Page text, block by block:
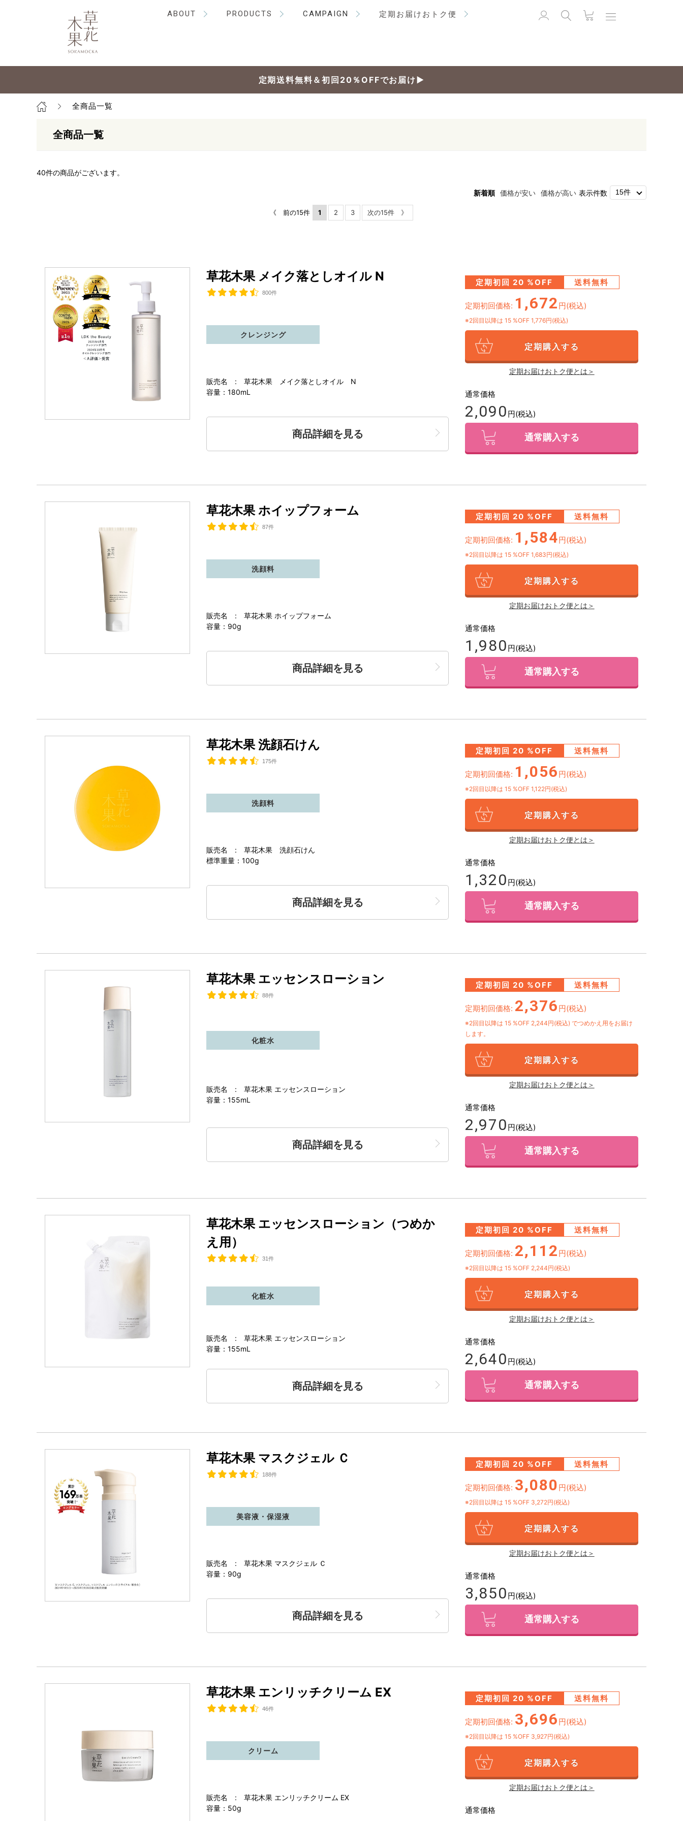
ABOUT PRODUCTS CAMPAIGN 定期お届けおトク便
定期送料無料＆初回20％OFFでお届け▶
全商品一覧
全商品一覧
40件の商品がございます。
新着順 価格が安い 価格が高い 表示件数
《 前の15件 1 2 3 次の15件 》
草花木果 メイク落としオイル N
800件
販売名 : 草花木果 メイク落としオイル N
容量：180mL
クレンジング
商品詳細を見る
定期初回 20 %OFF 送料無料
定期初回価格: 1,672 円(税込)
※2回目以降は 15 %OFF 1,776円(税込)
定期購入する
定期お届けおトク便とは＞
通常価格
2,090 円(税込)
通常購入する
草花木果 ホイップフォーム
87件
販売名 : 草花木果 ホイップフォーム
容量：90g
洗顔料
商品詳細を見る
定期初回 20 %OFF 送料無料
定期初回価格: 1,584円(税込)
※2回目以降は 15 %OFF 1,683円(税込)
定期購入する
定期お届けおトク便とは＞
通常価格
1,980 円(税込)
通常購入する
草花木果 洗顔石けん
175件
販売名 : 草花木果 洗顔石けん
標準重量：100g
洗顔料
商品詳細を見る
定期初回 20 %OFF 送料無料
定期初回価格: 1,056 円(税込)
※2回目以降は 15 %OFF 1,122円(税込)
定期購入する
定期お届けおトク便とは＞
通常価格
1,320 円(税込)
通常購入する
草花木果 エッセンスローション
88件
販売名 : 草花木果 エッセンスローション
容量：155mL
化粧水
商品詳細を見る
定期初回 20 %OFF 送料無料
定期初回価格: 2,376 円(税込)
※2回目以降は 15 %OFF 2,244円(税込)でつめかえ用をお届け
します。
定期購入する
定期お届けおトク便とは＞
通常価格
2,970 円(税込)
通常購入する
草花木果 エッセンスローション（つめか
え用）
31件
販売名 : 草花木果 エッセンスローション
容量：155mL
化粧水
商品詳細を見る
定期初回 20 %OFF 送料無料
定期初回価格: 2,112 円(税込)
※2回目以降は 15 %OFF 2,244円(税込)
定期購入する
定期お届けおトク便とは＞
通常価格
2,640 円(税込)
通常購入する
草花木果 マスクジェル Ｃ
188件
販売名 : 草花木果 マスクジェル Ｃ
容量：90g
美容液・保湿液
商品詳細を見る
定期初回 20 %OFF 送料無料
定期初回価格: 3,080 円(税込)
※2回目以降は 15 %OFF 3,272円(税込)
定期購入する
定期お届けおトク便とは＞
通常価格
3,850 円(税込)
通常購入する
草花木果 エンリッチクリーム EX
46件
販売名 : 草花木果 エンリッチクリーム EX
容量：50g
クリーム
定期初回 20 %OFF 送料無料
定期初回価格: 3,696 円(税込)
※2回目以降は 15 %OFF 3,927円(税込)
定期購入する
定期お届けおトク便とは＞
通常価格